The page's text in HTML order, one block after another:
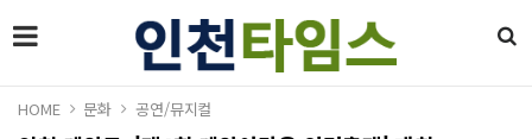
HOME 문화 공연/뮤지컬